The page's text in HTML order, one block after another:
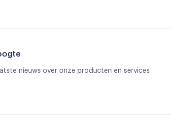
nieuws over onze producten en services